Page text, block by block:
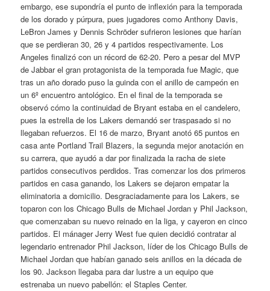
embargo, ese supondría el punto de inflexión para la temporada
de los dorado y púrpura, pues jugadores como Anthony Davis,
LeBron James y Dennis Schröder sufrieron lesiones que harían
que se perdieran 30, 26 y 4 partidos respectivamente. Los
Angeles finalizó con un récord de 62-20. Pero a pesar del MVP
de Jabbar el gran protagonista de la temporada fue Magic, que
tras un año dorado puso la guinda con el anillo de campeón en
un 6º encuentro antológico. En el final de la temporada se
observó cómo la continuidad de Bryant estaba en el candelero,
pues la estrella de los Lakers demandó ser traspasado si no
llegaban refuerzos. El 16 de marzo, Bryant anotó 65 puntos en
casa ante Portland Trail Blazers, la segunda mejor anotación en
su carrera, que ayudó a dar por finalizada la racha de siete
partidos consecutivos perdidos. Tras comenzar los dos primeros
partidos en casa ganando, los Lakers se dejaron empatar la
eliminatoria a domicilio. Desgraciadamente para los Lakers, se
toparon con los Chicago Bulls de Michael Jordan y Phil Jackson,
que comenzaban su nuevo reinado en la liga, y cayeron en cinco
partidos. El mánager Jerry West fue quien decidió contratar al
legendario entrenador Phil Jackson, líder de los Chicago Bulls de
Michael Jordan que habían ganado seis anillos en la década de
los 90. Jackson llegaba para dar lustre a un equipo que
estrenaba un nuevo pabellón: el Staples Center.